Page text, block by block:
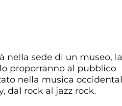
nella sede di un museo, la
proporranno al pubblico
nella musica
dal rock al jazz rock.